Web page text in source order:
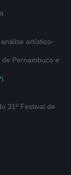
artístico-
Pernambuco e
).
31º Festival de